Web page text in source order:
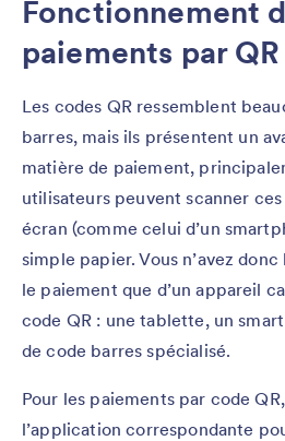
Fonctionnement
paiements par
Les codes QR ressemblent
barres, mais ils présentent un
matière de paiement,
utilisateurs peuvent scanner ces
écran (comme celui d’un
simple papier. Vous n’avez
le paiement que d’un appareil
code QR : une tablette, un
de code barres spécialisé.
Pour les paiements par code
l’application correspondante